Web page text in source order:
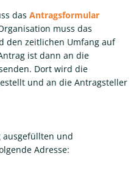
das Antragsformular
muss das
den zeitlichen Umfang auf
ist dann an die
Dort wird die
und an die Antragsteller
ausgefüllten und
Adresse: